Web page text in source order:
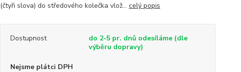
(čtyři slova) do středového kolečka vlož... celý popis
Dostupnost
do 2-5 pr. dnů odesíláme (dle
výběru dopravy)
Nejsme plátci DPH